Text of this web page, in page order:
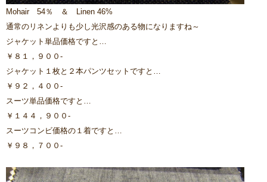
Mohair 54％ ＆ Linen 46%
通常のリネンよりも少し光沢感のある物になりますね～
ジャケット単品価格ですと…
￥８１，９００-
ジャケット１枚と２本パンツセットですと…
￥９２，４００-
スーツ単品価格ですと…
￥１４４，９００-
スーツコンビ価格の１着ですと…
￥９８，７００-